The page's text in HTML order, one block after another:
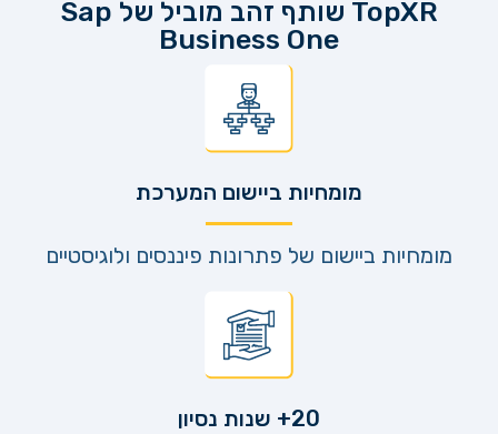
TopXR שותף זהב מוביל של Sap
Business One
מומחיות ביישום המערכת
מומחיות ביישום של פתרונות פיננסים ולוגיסטיים
20+ שנות נסיון